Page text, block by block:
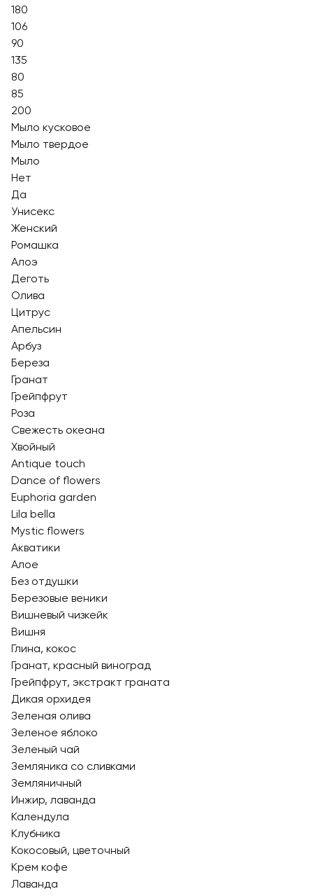
180
106
90
135
80
85
200
Мыло кусковое
Мыло твердое
Мыло
Нет
Да
Унисекс
Женский
Ромашка
Алоэ
Деготь
Олива
Цитрус
Апельсин
Арбуз
Береза
Гранат
Грейпфрут
Роза
Свежесть океана
Хвойный
Antique touch
Dance of flowers
Euphoria garden
Lila bella
Mystic flowers
Акватики
Алое
Без отдушки
Березовые веники
Вишневый чизкейк
Вишня
Глина, кокос
Гранат, красный виноград
Грейпфрут, экстракт граната
Дикая орхидея
Зеленая олива
Зеленое яблоко
Зеленый чай
Земляника со сливками
Земляничный
Инжир, лаванда
Календула
Клубника
Кокосовый, цветочный
Крем кофе
Лаванда